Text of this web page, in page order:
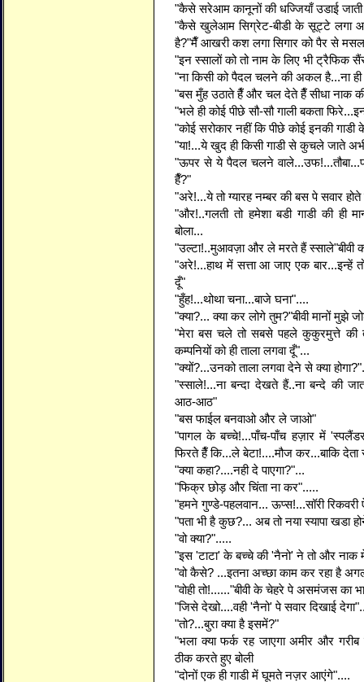
"कैसे सरेआम कानूनों की धज्जियाँ उडाई
"कैसे खुलेआम सिग्रेट-बीडी के सूट्टे लगा
है?"मैँ आखरी कश लगा सिगार को पैर से
"इन स्सालों को तो नाम के लिए भी ट्रैफिक
"ना किसी को पैदल चलने की अकल है...ना ही
"बस मुँह उठाते हैँ और चल देते हैँ सीधा नाक
"भले ही कोई पीछे सौ-सौ गाली बकता
"कोई सरोकार नहीं कि पीछे कोई इनकी
"या!...ये खुद ही किसी गाडी से कुचले जाते
"ऊपर से ये पैदल चलने
हैँ?"
"अरे!...ये तो ग्यारह नम्बर की बस पे सवार
"और!..गलती तो हमेशा बडी गाडी की ही
बोला...
"उल्टा!..मुआवज़ा और ले मरते हैं स्साले"बीवी का
"अरे!...हाथ में सत्ता आ जाए एक बार...इन्हें
दूँ"
"हुँह!...थोथा चना...बाजे घना"....
"क्या?... क्या कर लोगे तुम?"बीवी मानों मुझे
"मेरा बस चले तो सबसे पहले कुकुरमुत्ते की
कम्पनियों को ही ताला लगवा दूँ"...
"क्यों?...उनको ताला लगवा देने से क्या
"स्साले!...ना बन्दा देखते हैं..ना बन्दे की
आठ-आठ"
"बस फाईल बनवाओ और ले जाओ"
"पागल के बच्चे!...पाँच-पाँच हज़ार में
फिरते हैँ कि...ले बेटा!....मौज कर...बाकि देता
"क्या कहा?....नही दे पाएगा?"...
"फिक्र छोड़ और चिंता ना कर".....
"हमने गुण्डे-पहलवान... ऊप्स!...सॉरी रिकवरी
"पता भी है कुछ?... अब तो नया स्यापा खडा
"वो क्या?".....
"इस 'टाटा' के बच्चे की 'नैनो' ने तो और नाक
"वो कैसे? ...इतना अच्छा काम कर रहा है
"वोही तो!......"बीवी के चेहरे पे असमंजस का
"जिसे देखो....वही 'नैनो' पे सवार दिखाई
"तो?...बुरा क्या है इसमें?"
"भला क्या फर्क रह जाएगा अमीर और गरीब
ठीक करते हुए बोली
"दोनों एक ही गाडी में घूमते नज़र आएंगे"....